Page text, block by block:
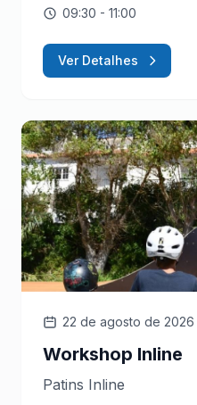
09:30 - 11:00
Ver Detalhes
22 de agosto de 2026
Workshop Inline
Patins Inline